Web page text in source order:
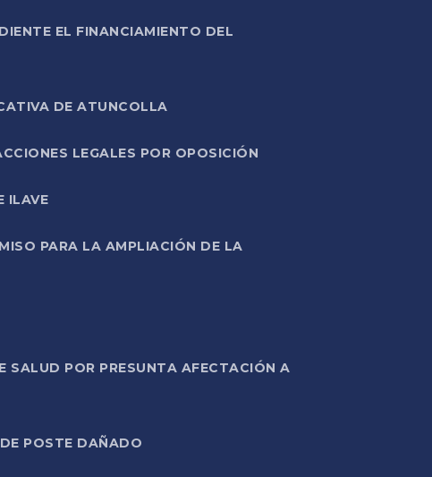
EL FINANCIAMIENTO DEL
DE ATUNCOLLA
LEGALES POR OPOSICIÓN
ILAVE
PARA LA AMPLIACIÓN DE LA
SALUD POR PRESUNTA AFECTACIÓN A
POSTE DAÑADO